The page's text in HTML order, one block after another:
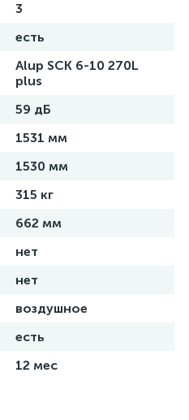
3
есть
Alup SCK 6-10 270L
plus
59 дБ
1531 мм
1530 мм
315 кг
662 мм
нет
нет
воздушное
есть
12 мес